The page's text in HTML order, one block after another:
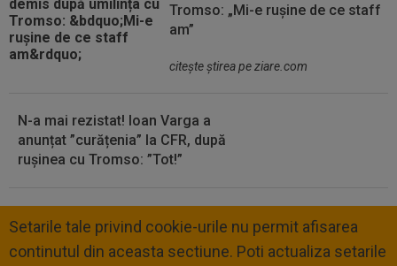
Tromso: „Mi-e rușine de ce staff
am”
citeşte ştirea pe ziare.com
N-a mai rezistat! Ioan Varga a
anunțat ”curățenia” la CFR, după
rușinea cu Tromso: ”Tot!”
Setarile tale privind cookie-urile nu permit afisarea
continutul din aceasta sectiune. Poti actualiza setarile